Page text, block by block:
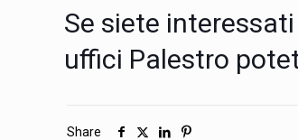
Se siete
uffici Palestro
Share